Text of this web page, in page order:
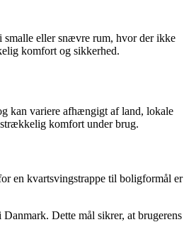
smalle eller snævre rum, hvor der ikke
komfort og sikkerhed.
kan variere afhængigt af land, lokale
komfort under brug.
en kvartsvingstrappe til boligformål er
Dette mål sikrer, at brugerens